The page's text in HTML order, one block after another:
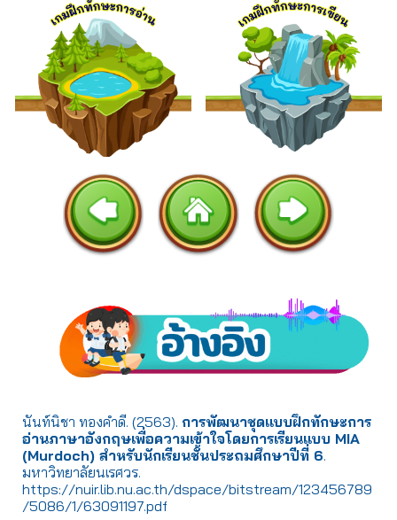
นันท์นิชา ทองคำดี. (2563).การพัฒนาชุดแบบฝึกทักษะการ
อ่านภาษาอังกฤษเพื่อความเข้าใจโดยการเรียนแบบ MIA
(Murdoch) สำหรับนักเรียนชั้นประถมศึกษาปีที่ 6.
มหาวิทยาลัยนเรศวร.
https://nuir.lib.nu.ac.th/dspace/bitstream/123456789
/5086/1/63091197.pdf